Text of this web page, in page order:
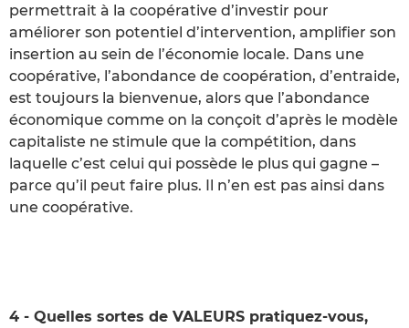
permettrait à la coopérative d’investir pour
améliorer son potentiel d’intervention, amplifier son
insertion au sein de l’économie locale. Dans une
coopérative, l’abondance de coopération, d’entraide,
est toujours la bienvenue, alors que l’abondance
économique comme on la conçoit d’après le modèle
capitaliste ne stimule que la compétition, dans
laquelle c’est celui qui possède le plus qui gagne –
parce qu’il peut faire plus. Il n’en est pas ainsi dans
une coopérative.
4 - Quelles sortes de VALEURS pratiquez-vous,